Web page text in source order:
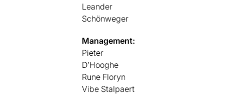
Leander
Schönweger
Management:
Pieter
D’Hooghe
Rune Floryn
Vibe Stalpaert